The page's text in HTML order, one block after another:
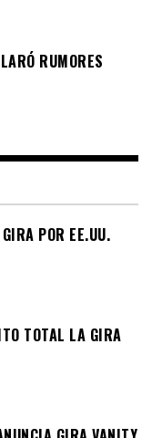
RUMORES
POR EE.UU.
TOTAL LA GIRA